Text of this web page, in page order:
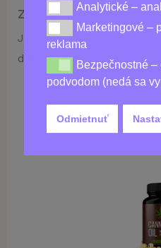
Analytické – analýza
Analytické –
Marketingové –
Marketingové –
reklama
Bezpečnostné –
Bezpečnostné
podvodom (nedá sa
Odmietnuť
zákazníkov!
Je čas zbaviť sa
doplnkom!
Kúpiť